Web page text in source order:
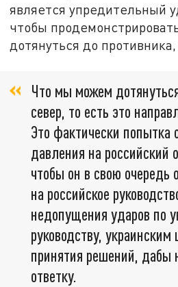
является упредительный
чтобы
дотянуться до
Что мы можем
север, то есть это
Это фактически попытка
давления на российский
чтобы он в свою очередь
на российское
недопущения ударов по
руководству, украинским
принятия решений, дабы
ответку.